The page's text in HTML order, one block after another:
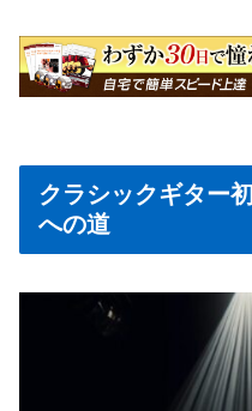
クラシックギター
への道